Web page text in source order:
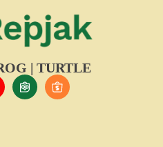
| TURTLE